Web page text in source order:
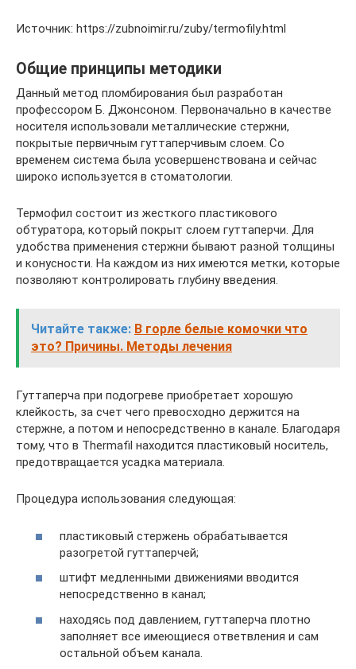
Источник: https://zubnoimir.ru/zuby/termofily.html
Общие принципы методики
Данный метод пломбирования был разработан
профессором Б. Джонсоном. Первоначально в качестве
носителя использовали металлические стержни,
покрытые первичным гуттаперчивым слоем. Со
временем система была усовершенствована и сейчас
широко используется в стоматологии.
Термофил состоит из жесткого пластикового
обтуратора, который покрыт слоем гуттаперчи. Для
удобства применения стержни бывают разной толщины
и конусности. На каждом из них имеются метки, которые
позволяют контролировать глубину введения.
Читайте также: В горле белые комочки что
это? Причины. Методы лечения
Гуттаперча при подогреве приобретает хорошую
клейкость, за счет чего превосходно держится на
стержне, а потом и непосредственно в канале. Благодаря
тому, что в Thermafil находится пластиковый носитель,
предотвращается усадка материала.
Процедура использования следующая:
пластиковый стержень обрабатывается
разогретой гуттаперчей;
штифт медленными движениями вводится
непосредственно в канал;
находясь под давлением, гуттаперча плотно
заполняет все имеющиеся ответвления и сам
остальной объем канала.